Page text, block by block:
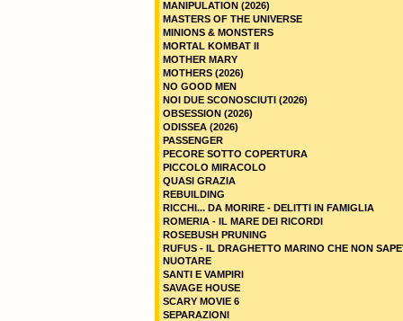
MANIPULATION (2026)
MASTERS OF THE UNIVERSE
MINIONS & MONSTERS
MORTAL KOMBAT II
MOTHER MARY
MOTHERS (2026)
NO GOOD MEN
NOI DUE SCONOSCIUTI (2026)
OBSESSION (2026)
ODISSEA (2026)
PASSENGER
PECORE SOTTO COPERTURA
PICCOLO MIRACOLO
QUASI GRAZIA
REBUILDING
RICCHI... DA MORIRE - DELITTI IN FAMIGLIA
ROMERIA - IL MARE DEI RICORDI
ROSEBUSH PRUNING
RUFUS - IL DRAGHETTO MARINO CHE NON
NUOTARE
SANTI E VAMPIRI
SAVAGE HOUSE
SCARY MOVIE 6
SEPARAZIONI